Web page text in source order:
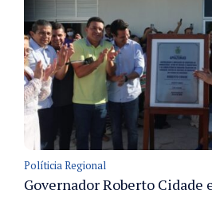
Políticia Regional